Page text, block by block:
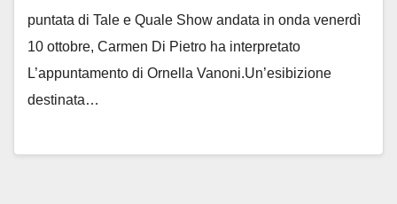
puntata di Tale e Quale Show andata in onda venerdì
10 ottobre, Carmen Di Pietro ha interpretato
L’appuntamento di Ornella Vanoni.Un’esibizione
destinata…